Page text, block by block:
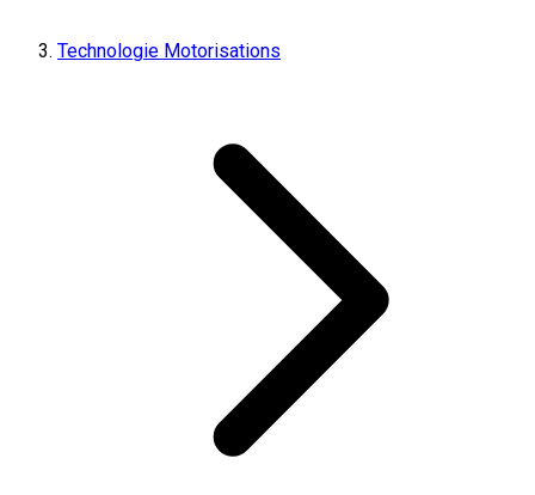
Technologie Motorisations